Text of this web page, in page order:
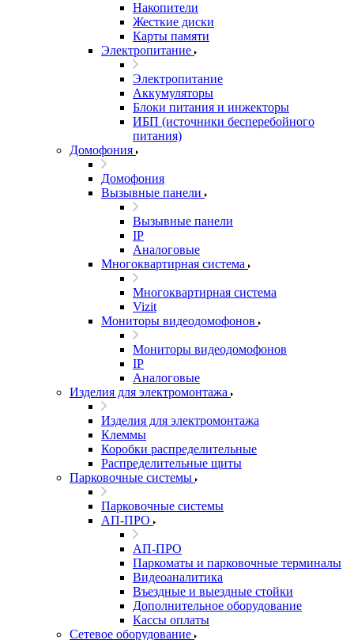
Накопители
Жесткие диски
Карты памяти
Электропитание
Электропитание
Аккумуляторы
Блоки питания и инжекторы
ИБП (источники бесперебойного
питания)
Домофония
Домофония
Вызывные панели
Вызывные панели
IP
Аналоговые
Многоквартирная система
Многоквартирная система
Vizit
Мониторы видеодомофонов
Мониторы видеодомофонов
IP
Аналоговые
Изделия для электромонтажа
Изделия для электромонтажа
Клеммы
Коробки распределительные
Распределительные щиты
Парковочные системы
Парковочные системы
АП-ПРО
АП-ПРО
Паркоматы и парковочные терминалы
Видеоаналитика
Въездные и выездные стойки
Дополнительное оборудование
Кассы оплаты
Сетевое оборудование